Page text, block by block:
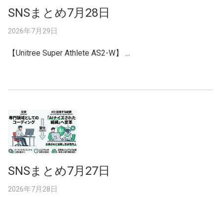
SNSまとめ7月28日
2026年7月29日
【Unitree Super Athlete AS2-W】 …
SNSまとめ7月27日
2026年7月28日